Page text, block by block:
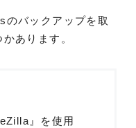
バックアップを取
あります。
』を使用